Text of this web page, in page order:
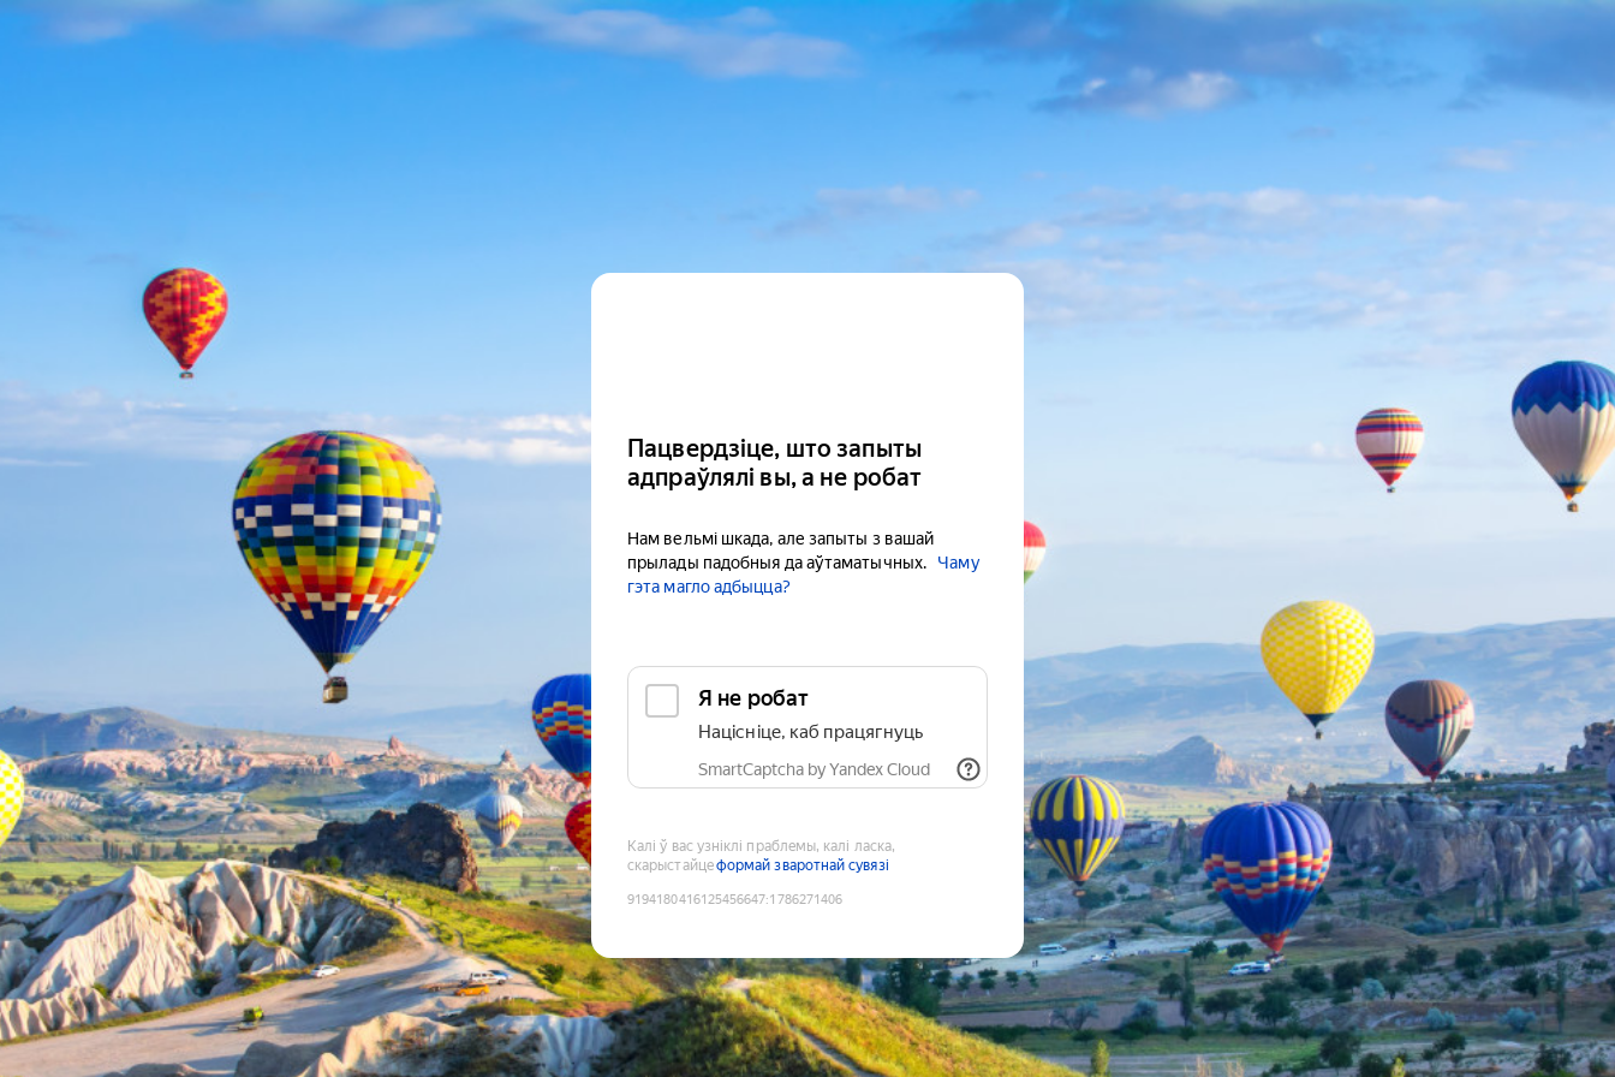
Пацвердзіце, што запыты
адпраўлялі вы, а не робат
Нам вельмі шкада, але запыты з вашай
прылады падобныя да аўтаматычных.
Чаму
гэта магло адбыцца?
Я не робат
Націсніце, каб працягнуць
SmartCaptcha by Yandex Cloud
Калі ў вас узніклі праблемы, калі ласка,
скарыстайцеформай зваротнай сувязі
9194180416125456647:1786271406